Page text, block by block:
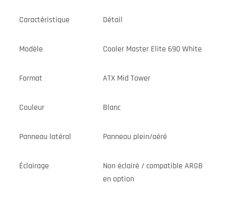
Caractéristique Détail
Modèle Cooler Master Elite 690 White
Format ATX Mid Tower
Couleur Blanc
Panneau latéral Panneau plein/aéré
Éclairage
Non éclairé / compatible ARGB
en option